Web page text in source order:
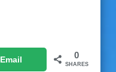
Email 0
SHARES